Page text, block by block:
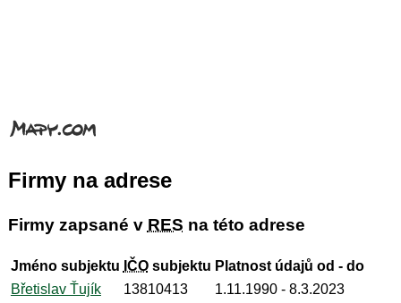
Firmy na adrese
Firmy zapsané v RES na této adrese
Jméno subjektu IČOsubjektu Platnost údajů od - do
Břetislav Ťujík
13810413 1.11.1990- 8.3.2023